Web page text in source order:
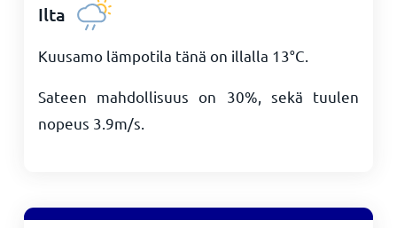
Ilta
Kuusamo lämpotila tänä on illalla 13°C
Sateen mahdollisuus on 30%, sekä tuulen
nopeus 3.9m/s